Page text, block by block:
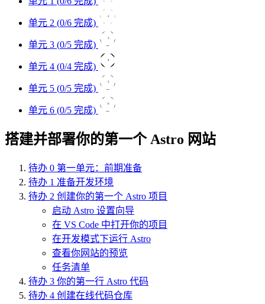
单元 2 (0/6 完成)
2
单元 3 (0/5 完成)
3
单元 4 (0/4 完成)
4
单元 5 (0/5 完成)
5
单元 6 (0/5 完成)
6
搭建并部署你的第一个 Astro 网站
待办 0 第一单元：前期准备
待办 1 准备开发环境
待办 2 创建你的第一个 Astro 项目
启动 Astro 设置向导
在 VS Code 中打开你的项目
在开发模式下运行 Astro
查看你网站的预览
任务清单
待办 3 你的第一行 Astro 代码
待办 4 创建在线代码仓库